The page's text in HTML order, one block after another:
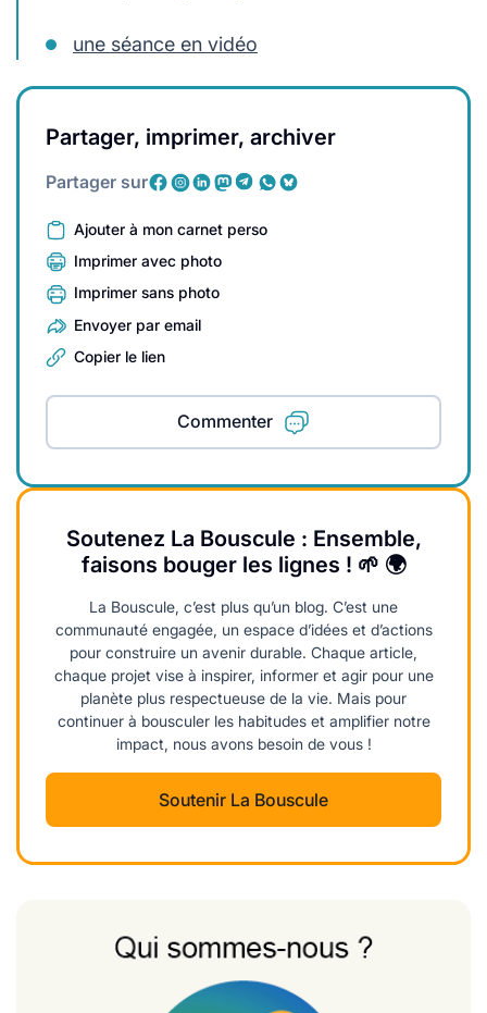
une séance en vidéo
Partager, imprimer, archiver
Partager sur
Ajouter à mon carnet perso
Imprimer avec photo
Imprimer sans photo
Envoyer par email
Copier le lien
Commenter
Soutenez La Bouscule : Ensemble,
faisons bouger les lignes ! 🌱 🌍
La Bouscule, c’est plus qu’un blog. C’est une
communauté engagée, un espace d’idées et d’actions
pour construire un avenir durable. Chaque article,
chaque projet vise à inspirer, informer et agir pour une
planète plus respectueuse de la vie. Mais pour
continuer à bousculer les habitudes et amplifier notre
impact, nous avons besoin de vous !
Soutenir La Bouscule